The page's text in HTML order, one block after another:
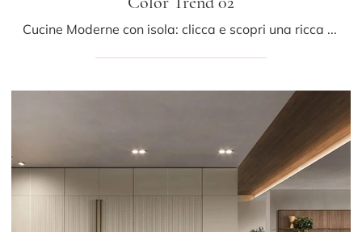
Cucine Moderne con isola: clicca e scopri una ricca gamma di soluzioni dell'azienda Stosa, tra cui il modello Color Trend 02.